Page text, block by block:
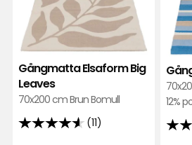
Gångmatta Elsaform Big
Leaves
70x200 cm Brun Bomull
(11)
4.6
Elsaform
Big
Leaves
i
favoriter
12%
4.7